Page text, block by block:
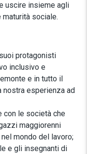
uscire insieme agli
sociale.
protagonisti
inclusivo e
e in tutto il
nostra esperienza ad
con le società che
maggiorenni
mondo del lavoro;
e gli insegnanti di